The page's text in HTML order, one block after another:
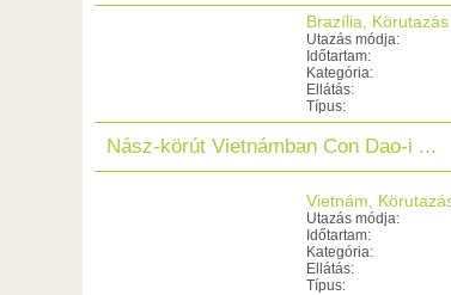
Brazília,
Utazás módja:
Időtartam:
Kategória:
Ellátás:
Típus:
Nász-körút Vietnámban Con Dao-i ...
Vietnám,
Utazás módja:
Időtartam:
Kategória:
Ellátás:
Típus: